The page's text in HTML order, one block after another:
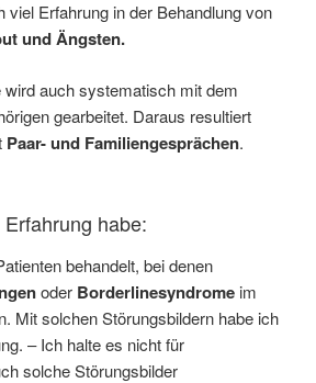
viel Erfahrung in der Behandlung von
und Ängsten.
wird auch systematisch mit dem
gearbeitet. Daraus resultiert
Paar- und Familiengesprächen.
habe:
behandelt, bei denen
oder Borderlinesyndrome im
Mit solchen Störungsbildern habe ich
– Ich halte es nicht für
solche Störungsbilder